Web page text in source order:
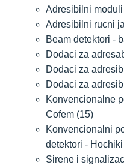
Adresibilni
Adresibilni rucni
Beam detektori -
Dodaci za
Dodaci za
Dodaci za
Konvencionalne
Cofem (15)
Konvencionalni
detektori -
Sirene i